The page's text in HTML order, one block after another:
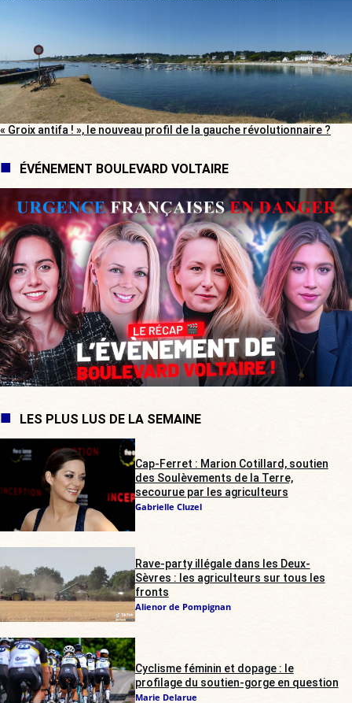
« Groix antifa ! », le nouveau profil de la gauche révolutionnaire ?
ÉVÉNEMENT BOULEVARD VOLTAIRE
LES PLUS LUS DE LA SEMAINE
Cap-Ferret : Marion Cotillard, soutien
des Soulèvements de la Terre,
secourue par les agriculteurs
Gabrielle Cluzel
Rave-party illégale dans les Deux-
Sèvres : les agriculteurs sur tous les
fronts
Alienor de Pompignan
Cyclisme féminin et dopage : le
profilage du soutien-gorge en question
Marie Delarue